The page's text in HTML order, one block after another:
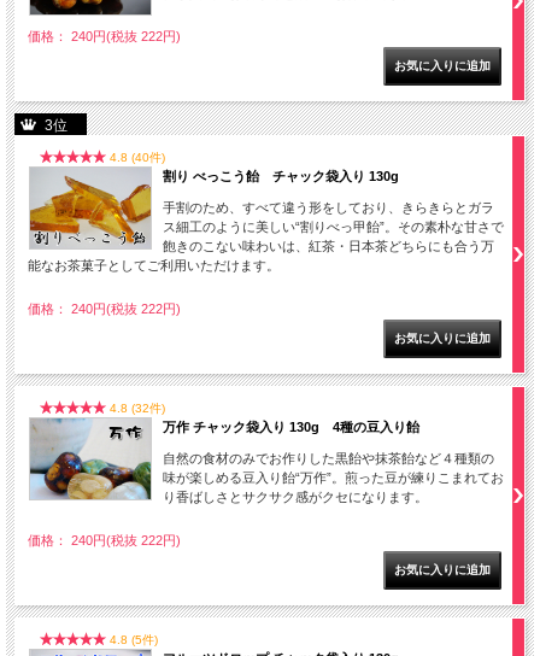
価格： 240円(税抜 222円)
3位
4.8 (40件)
割り べっこう飴 チャック袋入り 130g
手割のため、すべて違う形をしており、きらきらとガラ
ス細工のように美しい“割りべっ甲飴”。その素朴な甘さで
飽きのこない味わいは、紅茶・日本茶どちらにも合う万
能なお茶菓子としてご利用いただけます。
価格： 240円(税抜 222円)
4.8 (32件)
万作 チャック袋入り 130g 4種の豆入り飴
自然の食材のみでお作りした黒飴や抹茶飴など４種類の
味が楽しめる豆入り飴“万作”。煎った豆が練りこまれてお
り香ばしさとサクサク感がクセになります。
価格： 240円(税抜 222円)
4.8 (5件)